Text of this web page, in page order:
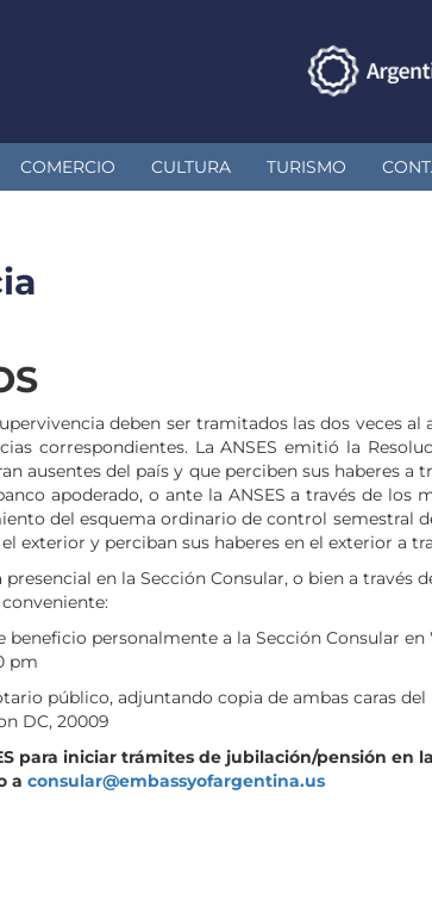
COMERCIO CULTURA TURISMO
deben ser tramitados las dos veces
correspondientes. La ANSES emitió la
ausentes del país y que perciben sus haberes
apoderado, o ante la ANSES a través de los
del esquema ordinario de control semestral
exterior y perciban sus haberes en el exterior a
en la Sección Consular, o bien a
personalmente a la Sección Consular en
pm
público, adjuntando copia de ambas caras
DC, 20009
para iniciar trámites de jubilación/pensión
a consular@embassyofargentina.us